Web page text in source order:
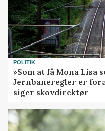
POLITIK
»Som at få Mona Lisa
Jernbaneregler er
siger skovdirektør